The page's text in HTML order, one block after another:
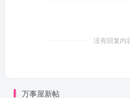
没有回复内
万事屋新帖